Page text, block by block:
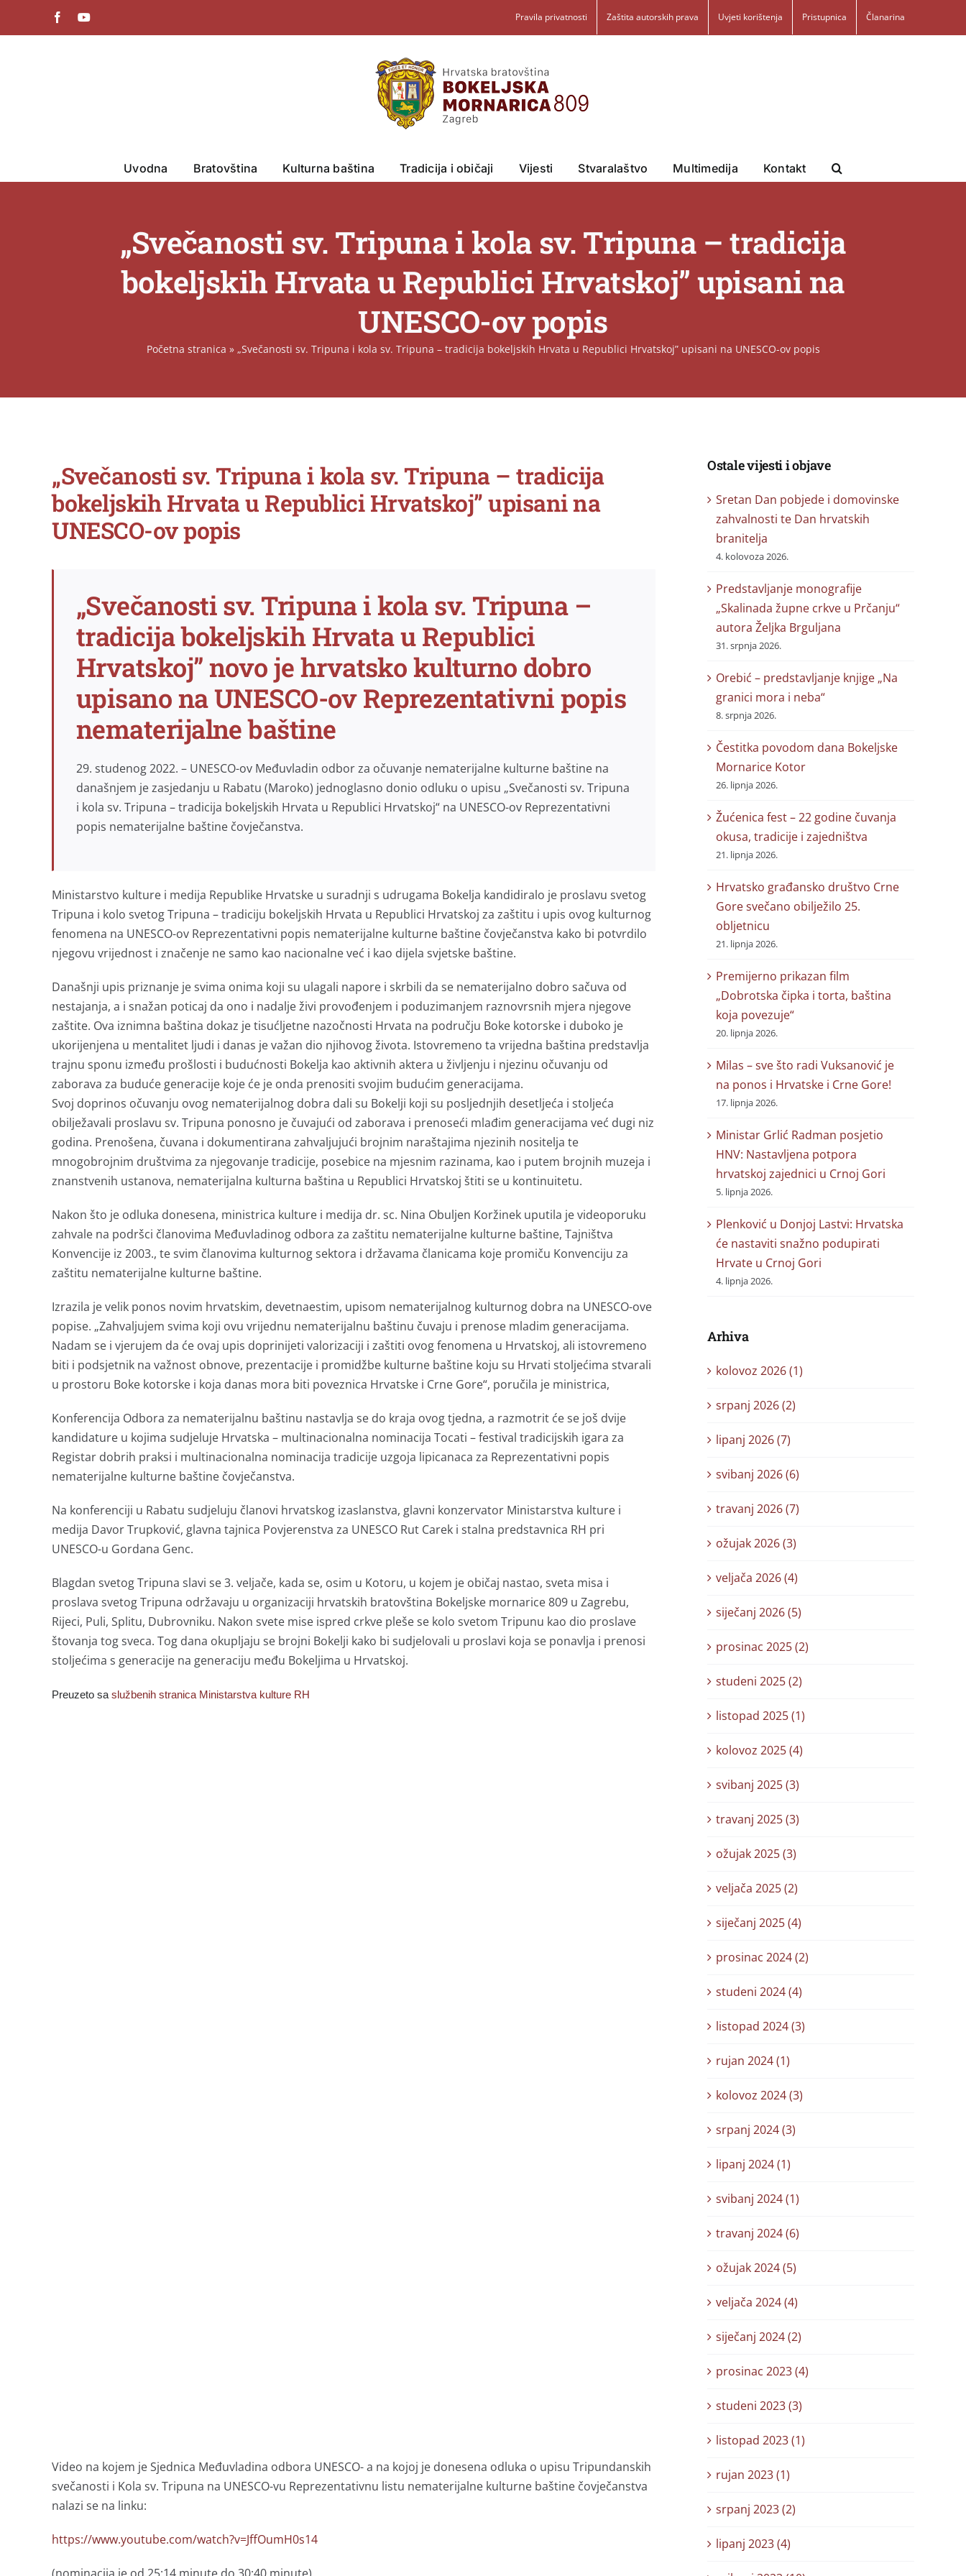
FacebookYouTube Pravila privatnosti Zaštita autorskih prava Uvjeti korištenja Pristupnica Članarina
Uvodna Bratovština Kulturna baština Tradicija i običaji Vijesti Stvaralaštvo Multimedija Kontakt
„Svečanosti sv. Tripuna i kola sv. Tripuna – tradicija
bokeljskih Hrvata u Republici Hrvatskoj” upisani na
UNESCO-ov popis
Početna stranica » „Svečanosti sv. Tripuna i kola sv. Tripuna – tradicija bokeljskih Hrvata u Republici Hrvatskoj” upisani na UNESCO-ov popis
Larger
Image
„Svečanosti sv. Tripuna i kola sv. Tripuna – tradicija
bokeljskih Hrvata u Republici Hrvatskoj” upisani na
UNESCO-ov popis
„Svečanosti sv. Tripuna i kola sv. Tripuna –
tradicija bokeljskih Hrvata u Republici
Hrvatskoj” novo je hrvatsko kulturno dobro
upisano na UNESCO-ov Reprezentativni popis
nematerijalne baštine
29. studenog 2022. – UNESCO-ov Međuvladin odbor za očuvanje nematerijalne kulturne baštine na
današnjem je zasjedanju u Rabatu (Maroko) jednoglasno donio odluku o upisu „Svečanosti sv. Tripuna
i kola sv. Tripuna – tradicija bokeljskih Hrvata u Republici Hrvatskoj“ na UNESCO-ov Reprezentativni
popis nematerijalne baštine čovječanstva.
Ministarstvo kulture i medija Republike Hrvatske u suradnji s udrugama Bokelja kandidiralo je proslavu svetog
Tripuna i kolo svetog Tripuna – tradiciju bokeljskih Hrvata u Republici Hrvatskoj za zaštitu i upis ovog kulturnog
fenomena na UNESCO-ov Reprezentativni popis nematerijalne kulturne baštine čovječanstva kako bi potvrdilo
njegovu vrijednost i značenje ne samo kao nacionalne već i kao dijela svjetske baštine.
Današnji upis priznanje je svima onima koji su ulagali napore i skrbili da se nematerijalno dobro sačuva od
nestajanja, a i snažan poticaj da ono i nadalje živi provođenjem i poduzimanjem raznovrsnih mjera njegove
zaštite. Ova iznimna baština dokaz je tisućljetne nazočnosti Hrvata na području Boke kotorske i duboko je
ukorijenjena u mentalitet ljudi i danas je važan dio njihovog života. Istovremeno ta vrijedna baština predstavlja
trajnu sponu između prošlosti i budućnosti Bokelja kao aktivnih aktera u življenju i njezinu očuvanju od
zaborava za buduće generacije koje će je onda prenositi svojim budućim generacijama.
Svoj doprinos očuvanju ovog nematerijalnog dobra dali su Bokelji koji su posljednjih desetljeća i stoljeća
obilježavali proslavu sv. Tripuna ponosno je čuvajući od zaborava i prenoseći mlađim generacijama već dugi niz
godina. Prenošena, čuvana i dokumentirana zahvaljujući brojnim naraštajima njezinih nositelja te
mnogobrojnim društvima za njegovanje tradicije, posebice na mjesnim razinama, kao i putem brojnih muzeja i
znanstvenih ustanova, nematerijalna kulturna baština u Republici Hrvatskoj štiti se u kontinuitetu.
Nakon što je odluka donesena, ministrica kulture i medija dr. sc. Nina Obuljen Koržinek uputila je videoporuku
zahvale na podršci članovima Međuvladinog odbora za zaštitu nematerijalne kulturne baštine, Tajništva
Konvencije iz 2003., te svim članovima kulturnog sektora i državama članicama koje promiču Konvenciju za
zaštitu nematerijalne kulturne baštine.
Izrazila je velik ponos novim hrvatskim, devetnaestim, upisom nematerijalnog kulturnog dobra na UNESCO-ove
popise. „Zahvaljujem svima koji ovu vrijednu nematerijalnu baštinu čuvaju i prenose mladim generacijama.
Nadam se i vjerujem da će ovaj upis doprinijeti valorizaciji i zaštiti ovog fenomena u Hrvatskoj, ali istovremeno
biti i podsjetnik na važnost obnove, prezentacije i promidžbe kulturne baštine koju su Hrvati stoljećima stvarali
u prostoru Boke kotorske i koja danas mora biti poveznica Hrvatske i Crne Gore“, poručila je ministrica,
Konferencija Odbora za nematerijalnu baštinu nastavlja se do kraja ovog tjedna, a razmotrit će se još dvije
kandidature u kojima sudjeluje Hrvatska – multinacionalna nominacija Tocati – festival tradicijskih igara za
Registar dobrih praksi i multinacionalna nominacija tradicije uzgoja lipicanaca za Reprezentativni popis
nematerijalne kulturne baštine čovječanstva.
Na konferenciji u Rabatu sudjeluju članovi hrvatskog izaslanstva, glavni konzervator Ministarstva kulture i
medija Davor Trupković, glavna tajnica Povjerenstva za UNESCO Rut Carek i stalna predstavnica RH pri
UNESCO-u Gordana Genc.
Blagdan svetog Tripuna slavi se 3. veljače, kada se, osim u Kotoru, u kojem je običaj nastao, sveta misa i
proslava svetog Tripuna održavaju u organizaciji hrvatskih bratovština Bokeljske mornarice 809 u Zagrebu,
Rijeci, Puli, Splitu, Dubrovniku. Nakon svete mise ispred crkve pleše se kolo svetom Tripunu kao dio proslave
štovanja tog sveca. Tog dana okupljaju se brojni Bokelji kako bi sudjelovali u proslavi koja se ponavlja i prenosi
stoljećima s generacije na generaciju među Bokeljima u Hrvatskoj.
Preuzeto sa službenih stranica Ministarstva kulture RH
Video na kojem je Sjednica Međuvladina odbora UNESCO- a na kojoj je donesena odluka o upisu Tripundanskih
svečanosti i Kola sv. Tripuna na UNESCO-vu Reprezentativnu listu nematerijalne kulturne baštine čovječanstva
nalazi se na linku:
https://www.youtube.com/watch?v=JffOumH0s14
Ostale vijesti i objave
Sretan Dan pobjede i domovinske
zahvalnosti te Dan hrvatskih
branitelja
4. kolovoza 2026.
Predstavljanje monografije
„Skalinada župne crkve u Prčanju“
autora Željka Brguljana
31. srpnja 2026.
Orebić – predstavljanje knjige „Na
granici mora i neba“
8. srpnja 2026.
Čestitka povodom dana Bokeljske
Mornarice Kotor
26. lipnja 2026.
Žućenica fest – 22 godine čuvanja
okusa, tradicije i zajedništva
21. lipnja 2026.
Hrvatsko građansko društvo Crne
Gore svečano obilježilo 25.
obljetnicu
21. lipnja 2026.
Premijerno prikazan film
„Dobrotska čipka i torta, baština
koja povezuje“
20. lipnja 2026.
Milas – sve što radi Vuksanović je
na ponos i Hrvatske i Crne Gore!
17. lipnja 2026.
Ministar Grlić Radman posjetio
HNV: Nastavljena potpora
hrvatskoj zajednici u Crnoj Gori
5. lipnja 2026.
Plenković u Donjoj Lastvi: Hrvatska
će nastaviti snažno podupirati
Hrvate u Crnoj Gori
4. lipnja 2026.
Arhiva
kolovoz 2026 (1)
srpanj 2026 (2)
lipanj 2026 (7)
svibanj 2026 (6)
travanj 2026 (7)
ožujak 2026 (3)
veljača 2026 (4)
siječanj 2026 (5)
prosinac 2025 (2)
studeni 2025 (2)
listopad 2025 (1)
kolovoz 2025 (4)
svibanj 2025 (3)
travanj 2025 (3)
ožujak 2025 (3)
veljača 2025 (2)
siječanj 2025 (4)
prosinac 2024 (2)
studeni 2024 (4)
listopad 2024 (3)
rujan 2024 (1)
kolovoz 2024 (3)
srpanj 2024 (3)
lipanj 2024 (1)
svibanj 2024 (1)
travanj 2024 (6)
ožujak 2024 (5)
veljača 2024 (4)
siječanj 2024 (2)
prosinac 2023 (4)
studeni 2023 (3)
listopad 2023 (1)
rujan 2023 (1)
srpanj 2023 (2)
lipanj 2023 (4)